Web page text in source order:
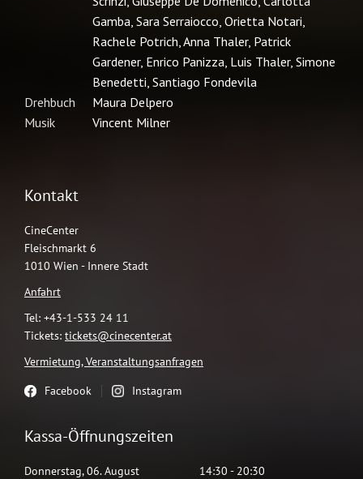
Kontakt
CineCenter
Fleischmarkt 6
1010 Wien - Innere Stadt
Anfahrt
Tel: +43-1-533 24 11
Tickets: tickets@cinecenter.at
Vermietung, Veranstaltungsanfragen
Facebook Instagram
Kassa-Öffnungszeiten
Donnerstag,06.August 14:30 - 20:30